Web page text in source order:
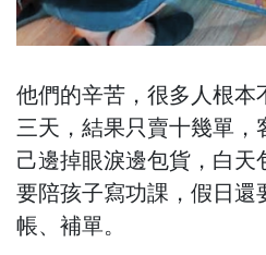
他們的辛苦，很多人根本
三天，結果只賣十幾單，
己邊掉眼淚邊包貨，白天
要陪孩子寫功課，假日還
帳、補單。